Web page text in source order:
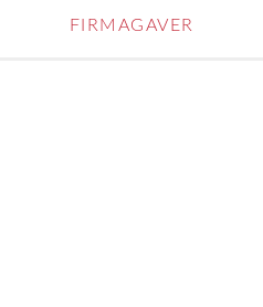
FIRMAGAVER